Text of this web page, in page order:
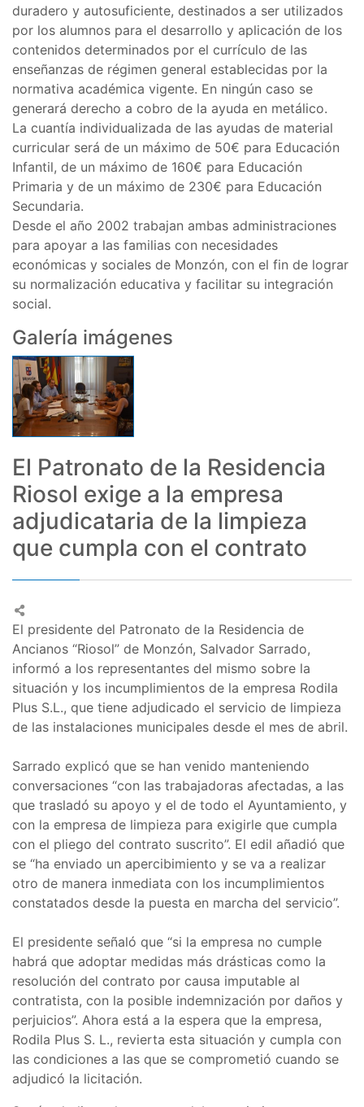
duradero y autosuficiente, destinados a ser utilizados
por los alumnos para el desarrollo y aplicación de los
contenidos determinados por el currículo de las
enseñanzas de régimen general establecidas por la
normativa académica vigente. En ningún caso se
generará derecho a cobro de la ayuda en metálico.
La cuantía individualizada de las ayudas de material
curricular será de un máximo de 50€ para Educación
Infantil, de un máximo de 160€ para Educación
Primaria y de un máximo de 230€ para Educación
Secundaria.
Desde el año 2002 trabajan ambas administraciones
para apoyar a las familias con necesidades
económicas y sociales de Monzón, con el fin de lograr
su normalización educativa y facilitar su integración
social.
Galería imágenes
El Patronato de la Residencia
Riosol exige a la empresa
adjudicataria de la limpieza
que cumpla con el contrato
El presidente del Patronato de la Residencia de
Ancianos “Riosol” de Monzón, Salvador Sarrado,
informó a los representantes del mismo sobre la
situación y los incumplimientos de la empresa Rodila
Plus S.L., que tiene adjudicado el servicio de limpieza
de las instalaciones municipales desde el mes de abril.
Sarrado explicó que se han venido manteniendo
conversaciones “con las trabajadoras afectadas, a las
que trasladó su apoyo y el de todo el Ayuntamiento, y
con la empresa de limpieza para exigirle que cumpla
con el pliego del contrato suscrito”. El edil añadió que
se “ha enviado un apercibimiento y se va a realizar
otro de manera inmediata con los incumplimientos
constatados desde la puesta en marcha del servicio”.
El presidente señaló que “si la empresa no cumple
habrá que adoptar medidas más drásticas como la
resolución del contrato por causa imputable al
contratista, con la posible indemnización por daños y
perjuicios”. Ahora está a la espera que la empresa,
Rodila Plus S. L., revierta esta situación y cumpla con
las condiciones a las que se comprometió cuando se
adjudicó la licitación.